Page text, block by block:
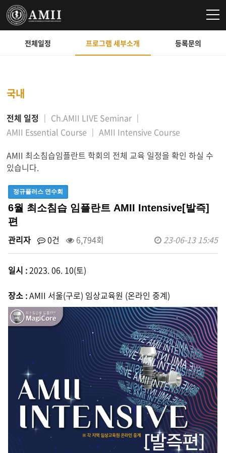
전체일정 프로그램 세부소개 등록문의
국내
전체 일정
Ch.AMII LIVE Seminar
AMII Essential Course
AMII Intensive Course
AMII 최소침습임플란트 학회의 전체 교육 일정을 확인 하실 수
있습니다.
정규플러스 연수회
6월 최소침습 임플란트 AMII Intensive[발즉]
편
관리자 0건 6,794회 23-06-13 15:45
일시 :2023. 06. 10(토)
장소 :AMII 서울(구로) 임상교육원 (온라인 중계)